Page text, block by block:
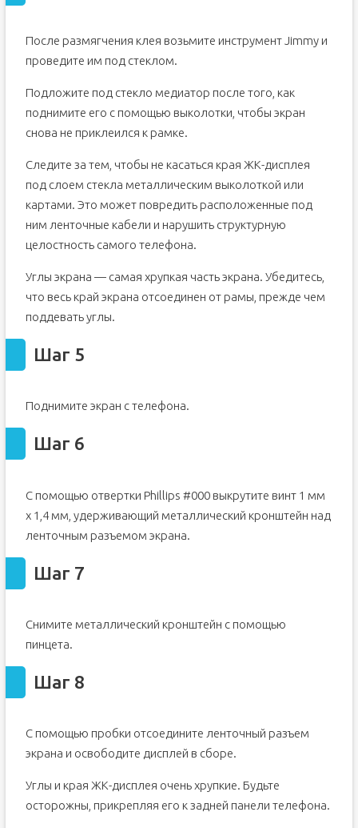
После размягчения клея возьмите инструмент Jimmy и
проведите им под стеклом.
Подложите под стекло медиатор после того, как
поднимите его с помощью выколотки, чтобы экран
снова не приклеился к рамке.
Следите за тем, чтобы не касаться края ЖК-дисплея
под слоем стекла металлическим выколоткой или
картами. Это может повредить расположенные под
ним ленточные кабели и нарушить структурную
целостность самого телефона.
Углы экрана — самая хрупкая часть экрана. Убедитесь,
что весь край экрана отсоединен от рамы, прежде чем
поддевать углы.
Шаг 5
Поднимите экран с телефона.
Шаг 6
С помощью отвертки Phillips #000 выкрутите винт 1 мм
x 1,4 мм, удерживающий металлический кронштейн над
ленточным разъемом экрана.
Шаг 7
Снимите металлический кронштейн с помощью
пинцета.
Шаг 8
С помощью пробки отсоедините ленточный разъем
экрана и освободите дисплей в сборе.
Углы и края ЖК-дисплея очень хрупкие. Будьте
осторожны, прикрепляя его к задней панели телефона.